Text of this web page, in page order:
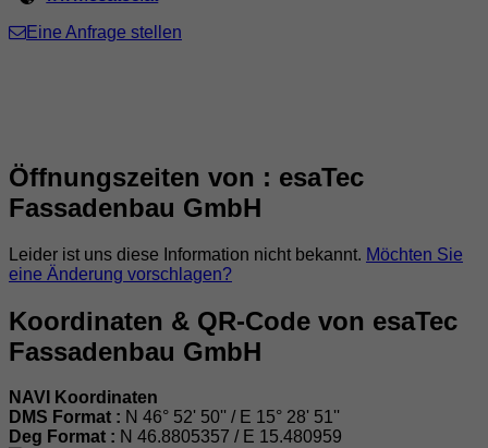
Eine Anfrage stellen
Öffnungszeiten von : esaTec
Fassadenbau GmbH
Leider ist uns diese Information nicht bekannt. Möchten Sie
eine Änderung vorschlagen?
Koordinaten & QR-Code von esaTec
Fassadenbau GmbH
NAVI Koordinaten
DMS Format : N 46° 52' 50'' / E 15° 28' 51''
Deg Format : N 46.8805357 / E 15.480959